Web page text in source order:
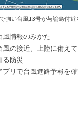
強い台風13号が与論島付
風情報のみかた
風の接近、上陸に備えて
る防災
プリで台風進路予報を